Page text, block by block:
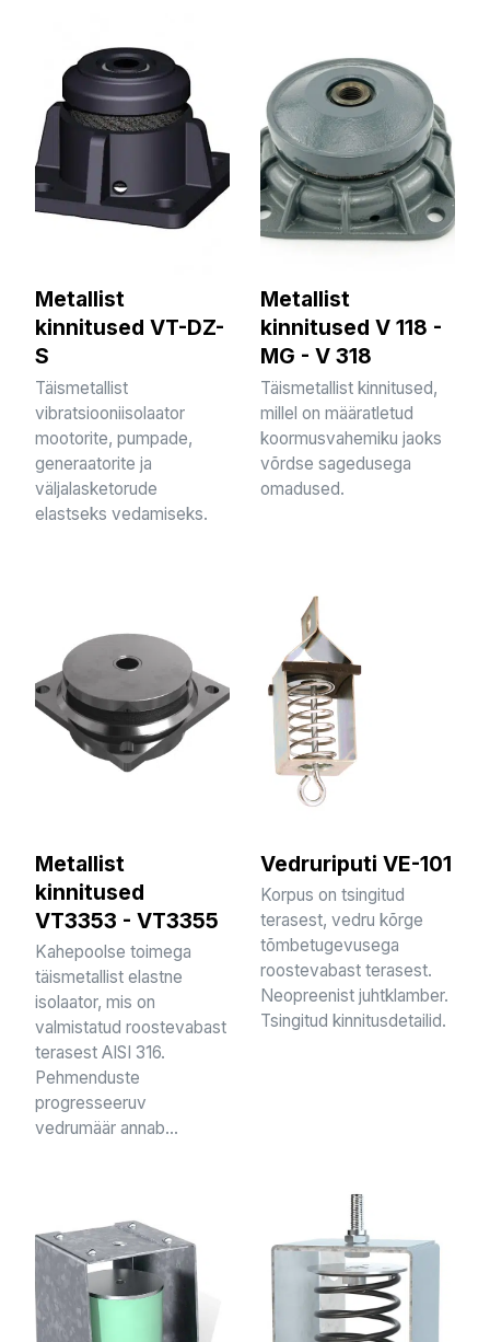
Metallist
kinnitused VT-DZ-
S
Täismetallist
vibratsiooniisolaator
mootorite, pumpade,
generaatorite ja
väljalasketorude
elastseks vedamiseks.
Metallist
kinnitused V 118 -
MG - V 318
Täismetallist kinnitused,
millel on määratletud
koormusvahemiku jaoks
võrdse sagedusega
omadused.
Metallist
kinnitused
VT3353 - VT3355
Kahepoolse toimega
täismetallist elastne
isolaator, mis on
valmistatud roostevabast
terasest AISI 316.
Pehmenduste
progresseeruv
vedrumäär annab...
Vedruriputi VE-101
Korpus on tsingitud
terasest, vedru kõrge
tõmbetugevusega
roostevabast terasest.
Neopreenist juhtklamber.
Tsingitud kinnitusdetailid.